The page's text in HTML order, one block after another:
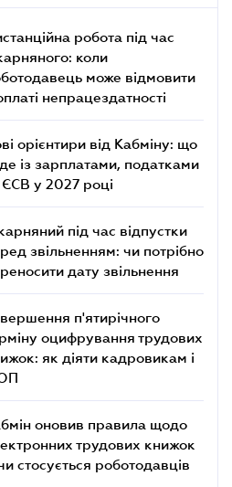
робота під час
коли
може відмовити
непрацездатності
орієнтири від Кабміну: що
із зарплатами, податками
ЄСВ у 2027 році
під час відпустки
звільненням: чи потрібно
дату звільнення
п'ятирічного
оцифрування трудових
як діяти кадровикам і
оновив правила щодо
трудових книжок
стосується роботодавців